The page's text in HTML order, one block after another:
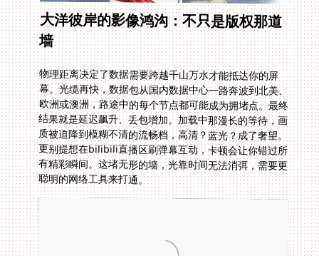
大洋彼岸的影像鸿沟：不只是版权那道
墙
物理距离决定了数据需要跨越千山万水才能抵达你的屏
幕。光缆再快，数据包从国内数据中心一路奔波到北美、
欧洲或澳洲，路途中的每个节点都可能成为拥堵点。最终
结果就是延迟飙升、丢包增加。加载中那漫长的等待，画
质被迫降到模糊不清的流畅档，高清？蓝光？成了奢望。
更别提想在bilibili直播区刷弹幕互动，卡顿会让你错过所
有精彩瞬间。这堵无形的墙，光靠时间无法消弭，需要更
聪明的网络工具来打通。